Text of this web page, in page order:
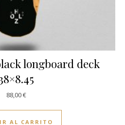
longboard deck
88,00€
AL CARRITO